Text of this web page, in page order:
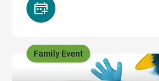
Family Event